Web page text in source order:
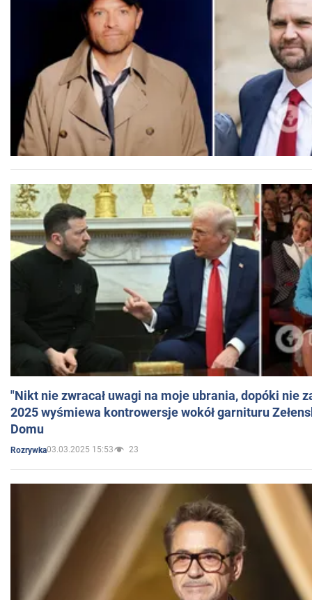
"Nikt nie zwracał uwagi na moje ubrania, dopóki nie
2025 wyśmiewa kontrowersje wokół garnituru
Domu
Rozrywka03.03.2025 15:53 23